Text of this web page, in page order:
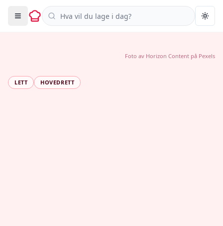
Søk i oppskrifter
LETT HOVEDRETT
Foto av Horizon Content på Pexels